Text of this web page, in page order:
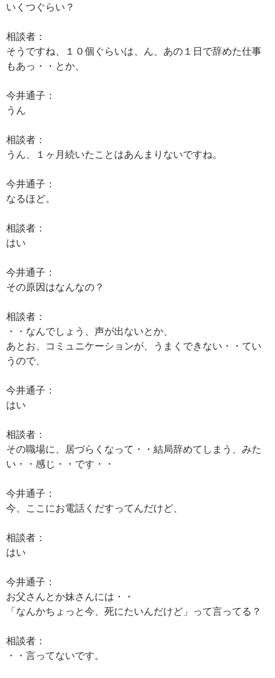
いくつぐらい？
相談者：
そうですね、１０個ぐらいは、ん、あの１日で辞めた仕事
もあっ・・とか、
今井通子：
うん
相談者：
うん、１ヶ月続いたことはあんまりないですね。
今井通子：
なるほど。
相談者：
はい
今井通子：
その原因はなんなの？
相談者：
・・なんでしょう、声が出ないとか、
あとお、コミュニケーションが、うまくできない・・てい
うので、
今井通子：
はい
相談者：
その職場に、居づらくなって・・結局辞めてしまう、みた
い・・感じ・・です・・
今井通子：
今、ここにお電話くだすってんだけど、
相談者：
はい
今井通子：
お父さんとか妹さんには・・
「なんかちょっと今、死にたいんだけど」って言ってる？
相談者：
・・言ってないです。